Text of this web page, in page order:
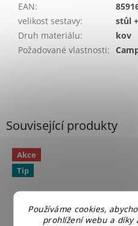
Používáme cookies,
prohlížení webu a díky
Související produkty
Akce
Tip
EAN:
velikost sestavy:
stůl
Druh materiálu:
kov
Požadované vlastnosti: